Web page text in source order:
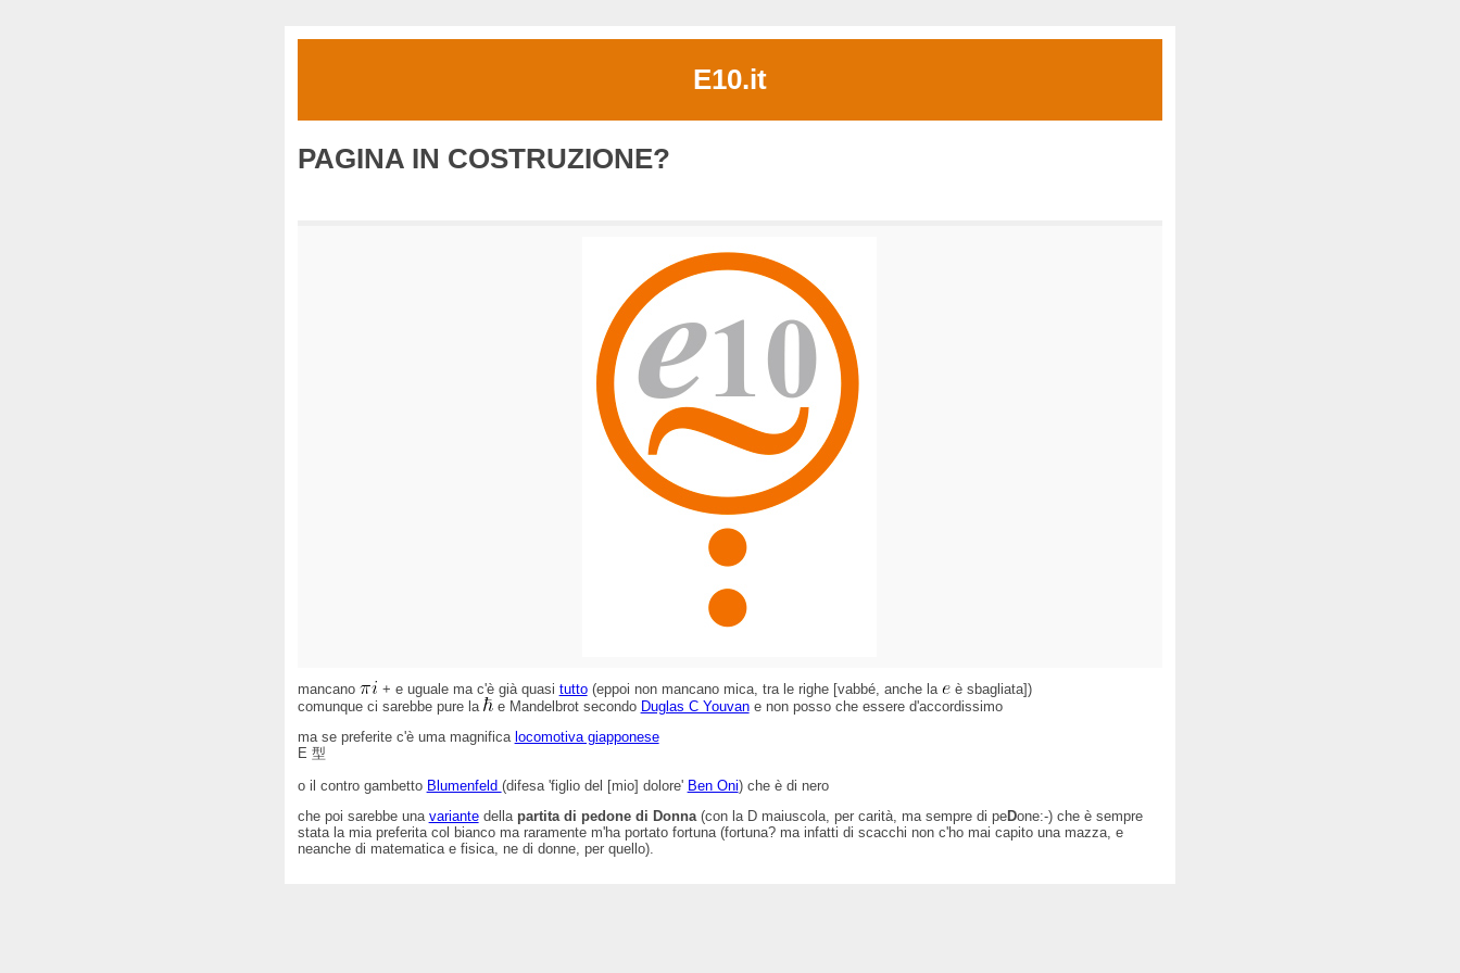
E10.it
PAGINA IN COSTRUZIONE?
mancano + e uguale ma c'è già quasi tutto(eppoi non mancano mica, tra le righe [vabbé, anche la
è sbagliata])
comunque ci sarebbe pure la
e Mandelbrot secondo Duglas C Youvane non posso che essere d'accordissimo
ma se preferite c'è uma magnifica locomotiva giapponese
E 型
o il contro gambetto Blumenfeld (difesa 'figlio del [mio] dolore' Ben Oni) che è di nero
che poi sarebbe una variantedella partita di pedone di Donna(con la D maiuscola, per carità, ma sempre di peDone:-) che è sempre
stata la mia preferita col bianco ma raramente m'ha portato fortuna (fortuna? ma infatti di scacchi non c'ho mai capito una mazza, e
neanche di matematica e fisica, ne di donne, per quello).